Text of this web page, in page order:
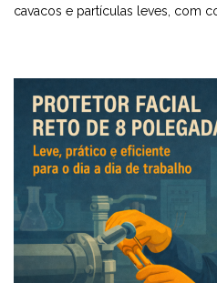
cavacos e partículas leves, com